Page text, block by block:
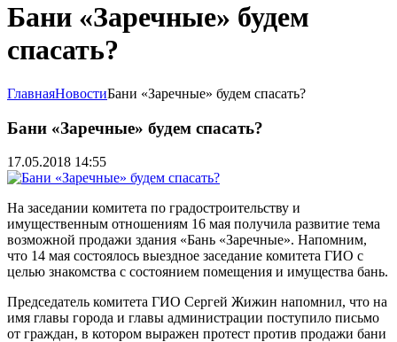
Бани «Заречные» будем
спасать?
ГлавнаяНовостиБани «Заречные» будем спасать?
Бани «Заречные» будем спасать?
17.05.2018 14:55
На заседании комитета по градостроительству и
имущественным отношениям 16 мая получила развитие тема
возможной продажи здания «Бань «Заречные». Напомним,
что 14 мая состоялось выездное заседание комитета ГИО с
целью знакомства с состоянием помещения и имущества бань.
Председатель комитета ГИО Сергей Жижин напомнил, что на
имя главы города и главы администрации поступило письмо
от граждан, в котором выражен протест против продажи бани